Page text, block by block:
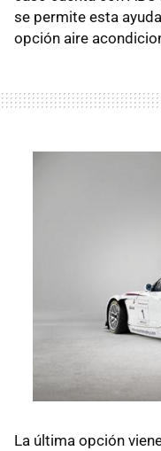
se permite esta
opción aire
La última opción